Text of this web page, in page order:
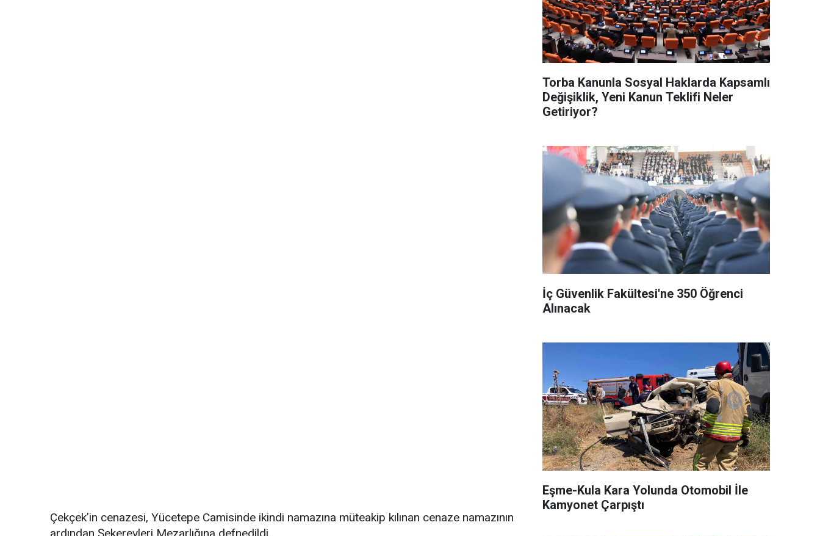
Çekçek’in cenazesi, Yücetepe Camisinde ikindi namazına müteakip kılınan cenaze namazının
ardından Şekerevleri Mezarlığına defnedildi.
Torba Kanunla Sosyal Haklarda Kapsamlı
Değişiklik, Yeni Kanun Teklifi Neler
Getiriyor?
İç Güvenlik Fakültesi'ne 350 Öğrenci
Alınacak
Eşme-Kula Kara Yolunda Otomobil İle
Kamyonet Çarpıştı